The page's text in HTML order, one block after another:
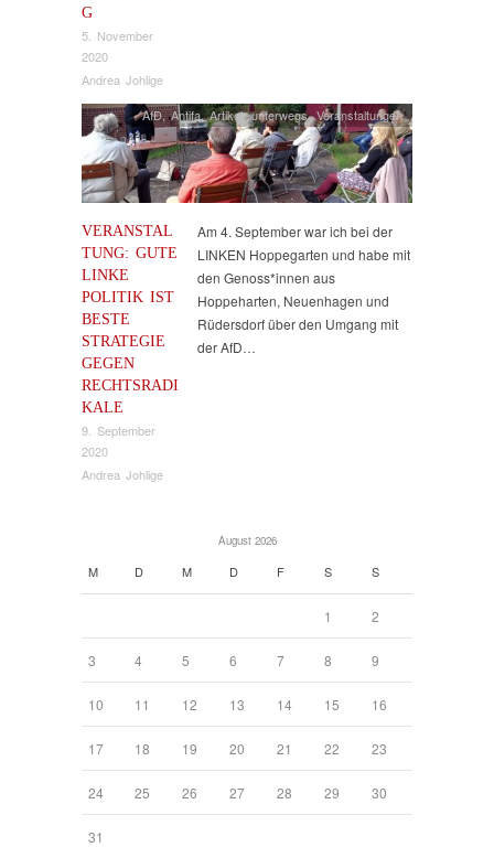
G
5. November
2020
Andrea Johlige
VERANSTAL
TUNG: GUTE
LINKE
POLITIK IST
BESTE
STRATEGIE
GEGEN
RECHTSRADI
KALE
9. September
2020
Andrea Johlige
AfD,Antifa,Artikel,unterwegs,Veranstaltungen
Am 4. September war ich bei der
LINKEN Hoppegarten und habe mit
den Genoss*innen aus
Hoppeharten, Neuenhagen und
Rüdersdorf über den Umgang mit
der AfD…
August 2026
M D M D F S S
1 2
3 4 5 6 7 8 9
10 11 12 13 14 15 16
17 18 19 20 21 22 23
24 25 26 27 28 29 30
31